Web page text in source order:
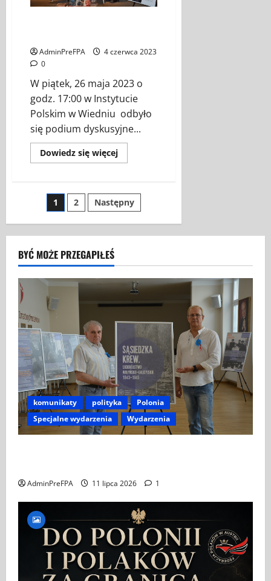
AdminPreFPA
4 czerwca 2023
0
W piątek, 26 maja 2023 o
godz. 17:00 w Instytucie
Polskim w Wiedniu odbyło
się podium dyskusyjne...
Dowiedz się więcejDowiedz
się
św.
Jan
Paweł
Narodowe
Stronicowanie
wpisów
1 2 Następny
BYĆ MOŻE PRZEGAPIŁEŚ
komunikaty polityka
Polonia
Specjalne wydarzenia
Wydarzenia
AdminPreFPA 11 lipca 2026 1